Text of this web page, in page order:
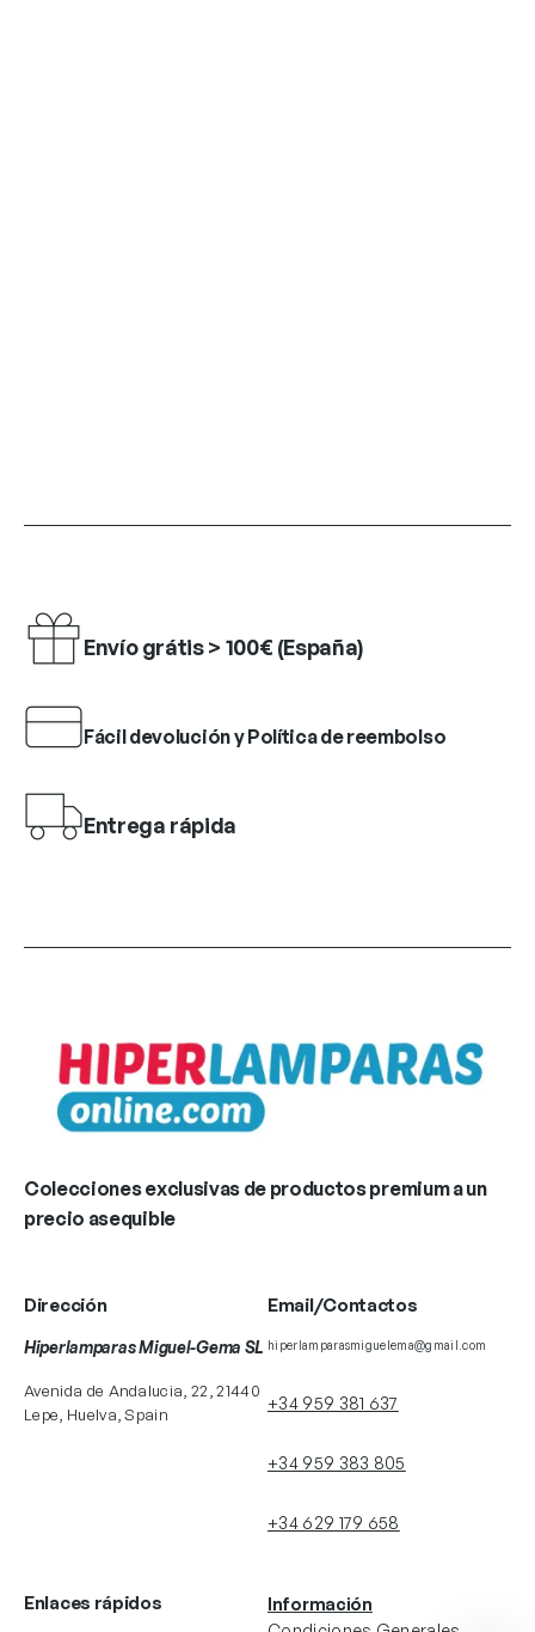
Envío grátis > 100€ (España)
Fácil devolución y Política de reembolso
Entrega rápida
Colecciones exclusivas de productos premium a un
precio asequible
Dirección
Hiperlamparas Miguel-Gema SL
Avenida de Andalucia, 22, 21440
Lepe, Huelva, Spain
Email/Contactos
hiperlamparasmiguelema@gmail.com
+34 959 381 637
+34 959 383 805
+34 629 179 658
Enlaces rápidos
Información